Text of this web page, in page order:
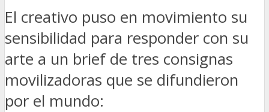
El creativo puso en movimiento su
sensibilidad para responder con su
arte a un brief de tres consignas
movilizadoras que se difundieron
por el mundo: